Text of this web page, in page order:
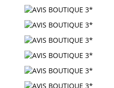
Контакты